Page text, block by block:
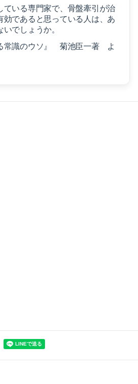
ている専門家で、骨盤牽引が治
効であると思っている人は、あ
いでしょうか。
常識のウソ』 菊池臣一著 よ